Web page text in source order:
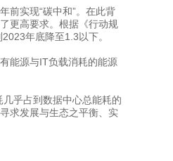
前实现“碳中和”。在此背
更高要求。根据《行动规
年底降至1.3以下。
能源与IT负载消耗的能源
乎占到数据中心总能耗的
求发展与生态之平衡、实